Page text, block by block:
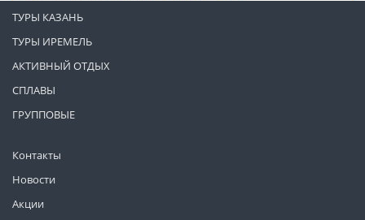
Контакты
Новости
Акции
ТУРЫ КАЗАНЬ
ТУРЫ ИРЕМЕЛЬ
АКТИВНЫЙ ОТДЫХ
СПЛАВЫ
ГРУППОВЫЕ